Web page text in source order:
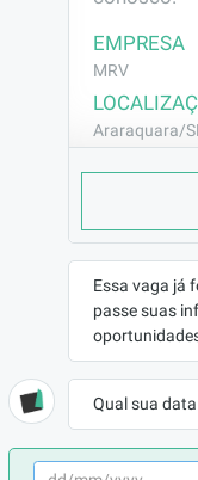
EMPRESA
MRV
Araraquara/
CONTRATO
R$2664,75
VAGA
Não
Construção
a combinar
Essa vaga já
passe suas
Qual sua